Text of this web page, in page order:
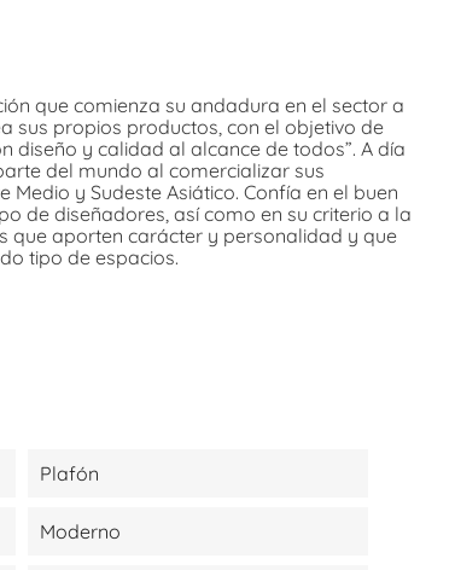
que comienza su andadura en el sector a
sus propios productos, con el objetivo de
diseño y calidad al alcance de todos”. A día
del mundo al comercializar sus
Medio y Sudeste Asiático. Confía en el buen
de diseñadores, así como en su criterio a la
que aporten carácter y personalidad y que
tipo de espacios.
Plafón
Moderno